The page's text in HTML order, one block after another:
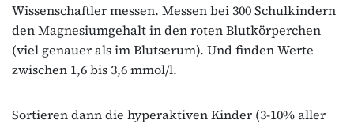
Wissenschaftler messen. Messen bei 300 Schulkindern
den Magnesiumgehalt in den roten Blutkörperchen
(viel genauer als im Blutserum). Und finden Werte
zwischen 1,6 bis 3,6 mmol/l.
Sortieren dann die hyperaktiven Kinder (3‐10% aller